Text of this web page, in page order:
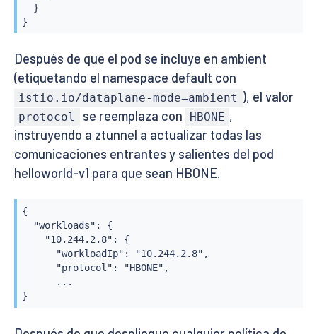
  }
}
Después de que el pod se incluye en ambient
(etiquetando el namespace default con
istio.io/dataplane-mode=ambient ), el valor
protocol se reemplaza con HBONE ,
instruyendo a ztunnel a actualizar todas las
comunicaciones entrantes y salientes del pod
helloworld-v1 para que sean HBONE.
{
  "workloads": {
    "10.244.2.8": {
      "workloadIp": "10.244.2.8",
      "protocol": "HBONE",
      ...
}